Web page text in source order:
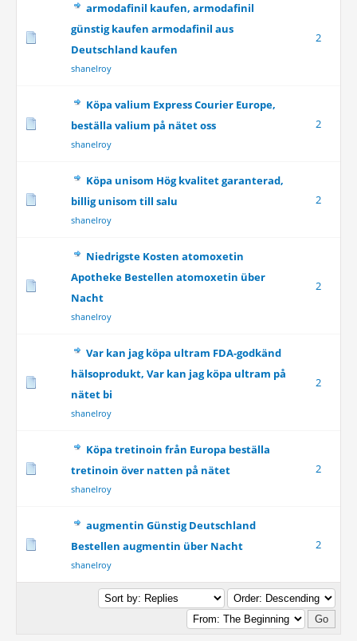
armodafinil kaufen, armodafinil
günstig kaufen armodafinil aus
Deutschland kaufen
shanelroy
2
Köpa valium Express Courier Europe,
beställa valium på nätet oss
shanelroy
2
Köpa unisom Hög kvalitet garanterad,
billig unisom till salu
shanelroy
2
Niedrigste Kosten atomoxetin
Apotheke Bestellen atomoxetin über
Nacht
shanelroy
2
Var kan jag köpa ultram FDA-godkänd
hälsoprodukt, Var kan jag köpa ultram på
nätet bi
shanelroy
2
Köpa tretinoin från Europa beställa
tretinoin över natten på nätet
shanelroy
2
augmentin Günstig Deutschland
Bestellen augmentin über Nacht
shanelroy
2